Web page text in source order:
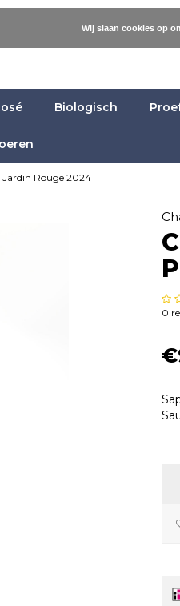
Biologisch
Jardin Rouge 2024
0
Wij slaan cookies op